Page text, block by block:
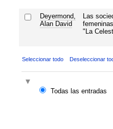
Deyermond,
Alan David
Las
"La
Seleccionar todo Deseleccionar
Todas las entradas